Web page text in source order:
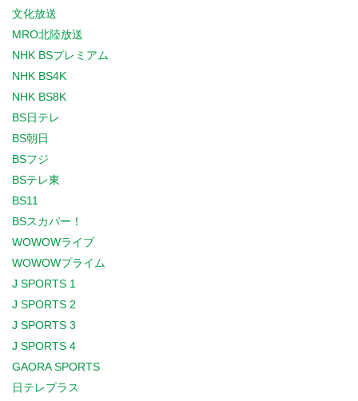
文化放送
MRO北陸放送
NHK BSプレミアム
NHK BS4K
NHK BS8K
BS日テレ
BS朝日
BSフジ
BSテレ東
BS11
BSスカパー！
WOWOWライブ
WOWOWプライム
J SPORTS 1
J SPORTS 2
J SPORTS 3
J SPORTS 4
GAORA SPORTS
日テレプラス